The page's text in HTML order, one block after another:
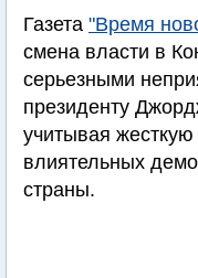
Газета "Время
смена власти в
серьезными
президенту
учитывая
влиятельных
страны.